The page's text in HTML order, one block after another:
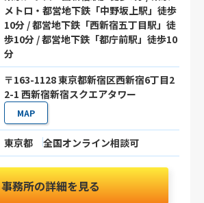
メトロ・都営地下鉄「中野坂上駅」徒歩
10分 / 都営地下鉄「西新宿五丁目駅」徒
歩10分 / 都営地下鉄「都庁前駅」徒歩10
分
〒163-1128 東京都新宿区西新宿6丁目2
2-1 西新宿新宿スクエアタワー
MAP
東京都 全国オンライン相談可
事務所の詳細を見る